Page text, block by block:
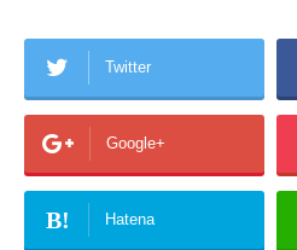
Twitter
Google+
B! Hatena